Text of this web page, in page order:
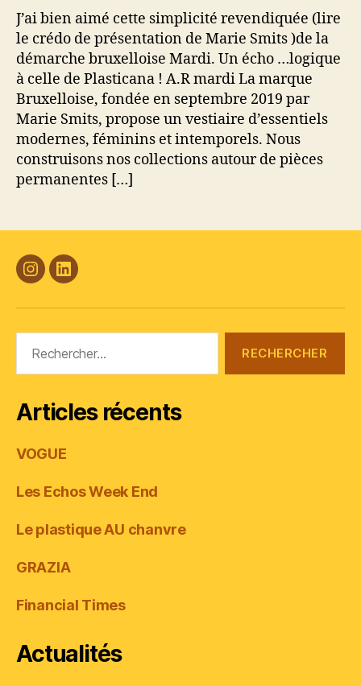
J’ai bien aimé cette simplicité revendiquée (lire
le crédo de présentation de Marie Smits )de la
démarche bruxelloise Mardi. Un écho …logique
à celle de Plasticana ! A.R mardi La marque
Bruxelloise, fondée en septembre 2019 par
Marie Smits, propose un vestiaire d’essentiels
modernes, féminins et intemporels. Nous
construisons nos collections autour de pièces
permanentes […]
#Plasticana
Linkedin
Articles récents
VOGUE
Les Echos Week End
Le plastique AU chanvre
GRAZIA
Financial Times
Actualités